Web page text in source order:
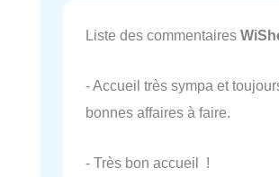
Liste des commentaires
- Accueil très sympa et
bonnes affaires à faire.
- Très bon accueil !